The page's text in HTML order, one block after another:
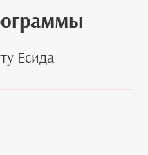
Ёсида